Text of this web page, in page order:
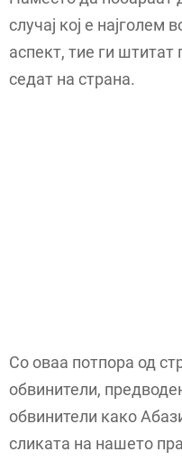
случај кој е најголем
аспект, тие ги
седат на страна.
Со оваа потпора од
обвинители,
обвинители како
сликата на нашето